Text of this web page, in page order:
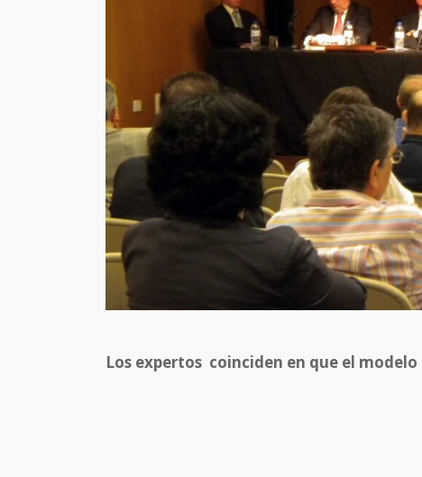
Los expertos coinciden en que el